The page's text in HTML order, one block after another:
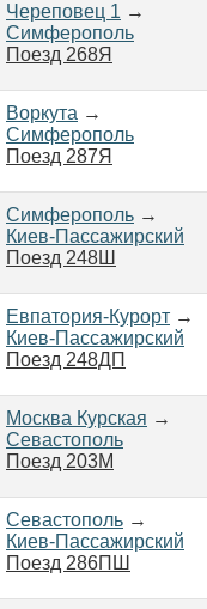
Череповец 1 →
Симферополь
Поезд 268Я
Воркута →
Симферополь
Поезд 287Я
Симферополь →
Киев-Пассажирский
Поезд 248Ш
Евпатория-Курорт →
Киев-Пассажирский
Поезд 248ДП
Москва Курская →
Севастополь
Поезд 203М
Севастополь →
Киев-Пассажирский
Поезд 286ПШ